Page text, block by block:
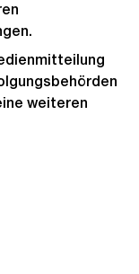
weiteren